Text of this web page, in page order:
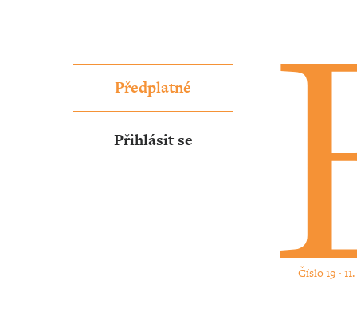
Číslo 19 ‧
Předplatné
Přihlásit se